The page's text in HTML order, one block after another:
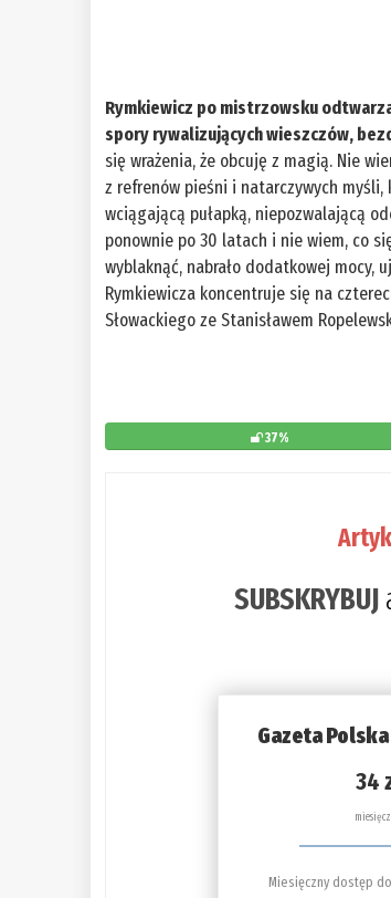
Rymkiewicz po mistrzowsku
spory rywalizujących wieszczów,
się wrażenia, że obcuję z magią. Nie
z refrenów pieśni i natarczywych
wciągającą pułapką, niepozwalającą
ponownie po 30 latach i nie wiem, co
wyblaknąć, nabrało dodatkowej mocy,
Rymkiewicza koncentruje się na
Słowackiego ze Stanisławem
37%
SUBSKRYBUJ
Gazeta
34
Miesięczny dostęp